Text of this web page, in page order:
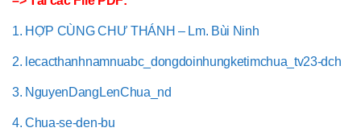
1. HỢP CÙNG CHƯ THÁNH – Lm. Bùi Ninh
2. lecacthanhnamnuabc_dongdoinhungketimchua_tv23-dch
3. NguyenDangLenChua_nd
4. Chua-se-den-bu